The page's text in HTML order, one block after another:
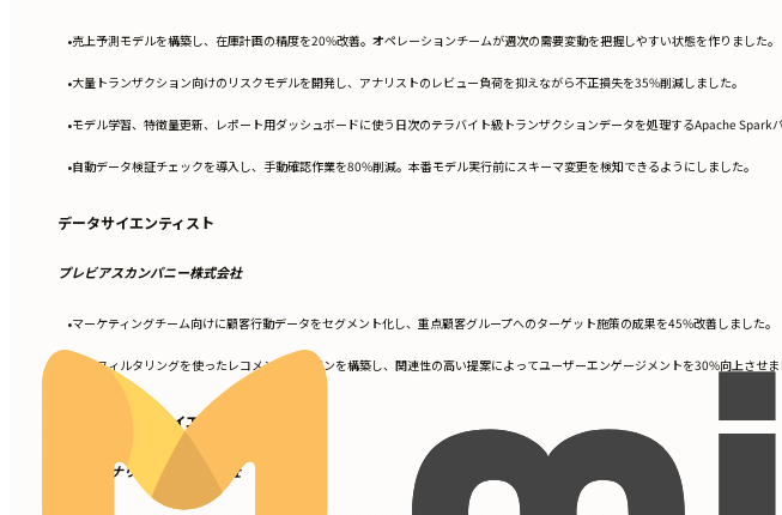
•売上予測モデルを構築し、在庫計画の精度を20%改善。オペレーションチームが週次の需要変動を把握しやすい状態を作りました。
•大量トランザクション向けのリスクモデルを開発し、アナリストのレビュー負荷を抑えながら不正損失を35%削減しました。
•モデル学習、特徴量更新、レポート用ダッシュボードに使う日次のテラバイト級トランザクションデータを処理するApache Spark
•自動データ検証チェックを導入し、手動確認作業を80%削減。本番モデル実行前にスキーマ変更を検知できるようにしました。
データサイエンティスト
プレビアスカンパニー株式会社
•マーケティングチーム向けに顧客行動データをセグメント化し、重点顧客グループへのターゲット施策の成果を45%改善しました。
協調フィルタリングを使ったレコメンドエンジンを構築し、関連性の高い提案によってユーザーエンゲージメントを30%向上させま
ジュニアデータサイエンティスト
データアナリティクス株式会社